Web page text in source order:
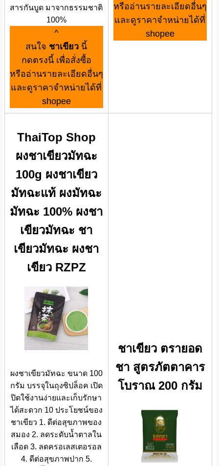
สารกันบูด มาจากธรรมชาติ
100%
^
สนใจ ชาเขียว นี้
กดตรงนี้ เพื่อสั่งซื้อ
หรืออ่านรายละเอียดอื่นๆ
และดูราคาจำหน่ายได้ที่
shopee
หรืออ่านรายละเอียดอื่นๆ
และดูราคาจำหน่ายได้ที่
shopee
ThaiTop Shop
ผงชาเขียวมัทฉะ
100g ผงชาเขียว
มัทฉะแท้ ผงมัทฉะ
มัทฉะ 100% ผงชา
เขียวมัทฉะ ชา
เขียวมัทฉะ ผงชา
เขียว RZPZ
ผงชาเขียวมัทฉะ ขนาด 100
กรัม บรรจุในถุงซิปล็อค เปิด
ปิดใช้งานง่ายและเก็บรักษา
ได้สะดวก 10 ประโยชน์ของ
ชาเขียว 1. ดีต่อสุขภาพของ
สมอง 2. ลดระดับน้ำตาลใน
เลือด 3. ลดครอเลสเตอรอล
4. ดีต่อสุขภาพปาก 5.
ชาเขียว ตรายอด
ชา สูตรภัตตาคาร
โบราณ 200 กรัม